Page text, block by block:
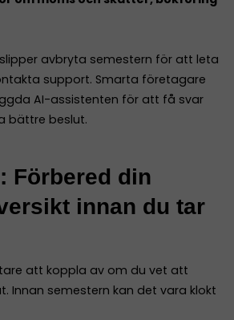
avbryta semestern för att leta
support. Smarta företagare
AI-assistenten för att få svar
bättre beslut.
Förbered din
innan du tar
att koppla av om du vet att
Innan semestern kan det vara klokt